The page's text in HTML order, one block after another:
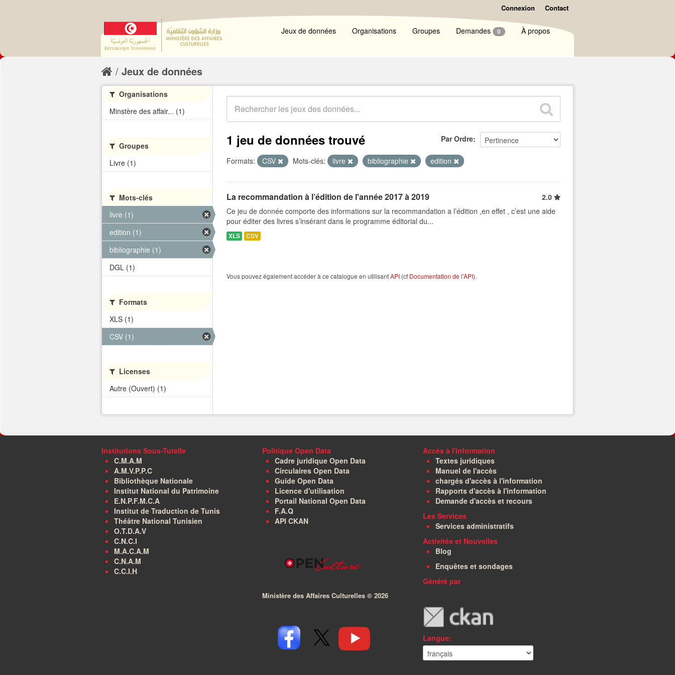
Connexion Contact
Jeux de données Organisations Groupes Demandes 0 À propos
Jeux de données
Par Ordre
1 jeu de données trouvé
Formats: CSV Mots-clés: livre bibliographie edition
La recommandation à l’édition de l'année 2017 à 2019
2.0
Ce jeu de donnée comporte des informations sur la recommandation a l’édition ,en effet , c’est une aide
pour éditer des livres s’insérant dans le programme éditorial du...
XLS CSV
Vous pouvez également accéder à ce catalogue en utilisantAPI (cf Documentation de l'API).
Organisations
Minstère des affair... (1)
Groupes
Livre (1)
Mots-clés
livre (1)
edition (1)
bibliographie (1)
DGL (1)
Formats
XLS (1)
CSV (1)
Licenses
Autre (Ouvert) (1)
Institutions Sous-Tutelle
C.M.A.M
A.M.V.P.P.C
Bibliothèque Nationale
Institut National du Patrimoine
E.N.P.F.M.C.A
Institut de Traduction de Tunis
Théâtre National Tunisien
O.T.D.A.V
C.N.C.I
M.A.C.A.M
C.N.A.M
C.C.I.H
Politique Open Data
Cadre juridique Open Data
Circulaires Open Data
Guide Open Data
Licence d'utilisation
Portail National Open Data
F.A.Q
API CKAN
Ministère des Affaires Culturelles © 2026
Accès à l'information
Textes juridiques
Manuel de l'accès
chargés d'accès à l'information
Rapports d'accès à l'information
Demande d'accès et recours
Les Services
Services administratifs
Activités et Nouvelles
Blog
Enquêtes et sondages
Généré par
Langue